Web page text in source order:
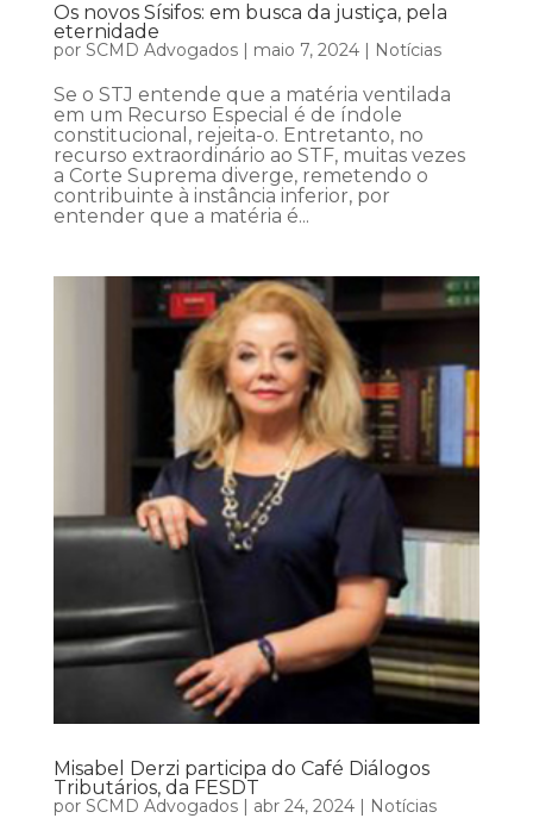
Os novos Sísifos: em busca da justiça, pela
eternidade
por SCMD Advogados| maio 7, 2024| Notícias
Se o STJ entende que a matéria ventilada
em um Recurso Especial é de índole
constitucional, rejeita-o. Entretanto, no
recurso extraordinário ao STF, muitas vezes
a Corte Suprema diverge, remetendo o
contribuinte à instância inferior, por
entender que a matéria é...
Misabel Derzi participa do Café Diálogos
Tributários, da FESDT
por SCMD Advogados| abr 24, 2024| Notícias